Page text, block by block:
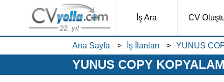
İş Ara CV
Ana Sayfa İş İlanları YUNUS
YUNUS COPY